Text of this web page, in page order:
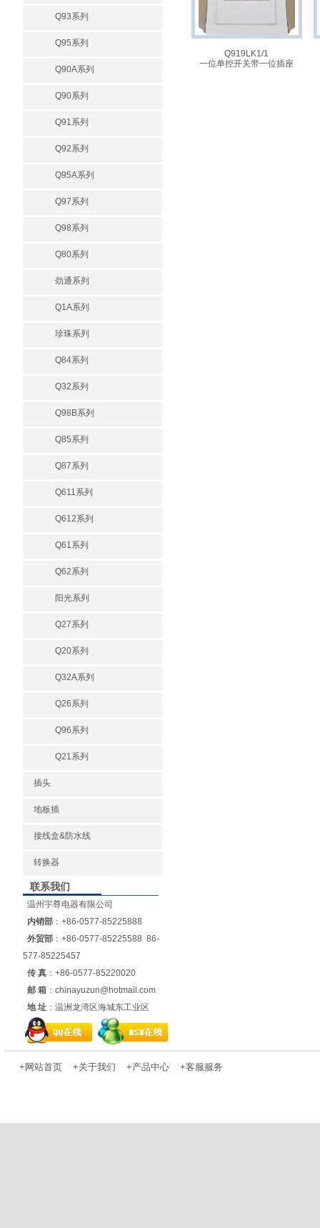
Q93系列
Q95系列
Q90A系列
Q90系列
Q91系列
Q92系列
Q95A系列
Q97系列
Q98系列
Q80系列
劲通系列
Q1A系列
珍珠系列
Q84系列
Q32系列
Q98B系列
Q85系列
Q87系列
Q611系列
Q612系列
Q61系列
Q62系列
阳光系列
Q27系列
Q20系列
Q32A系列
Q26系列
Q96系列
Q21系列
插头
地板插
接线盒&防水线
转换器
联系我们
温州宇尊电器有限公司
内销部 ：+86-0577-85225888
外贸部 ：+86-0577-85225588 86-
577-85225457
传 真 ：+86-0577-85220020
邮 箱 ：chinayuzun@hotmail.com
地 址 ：温洲龙湾区海城东工业区
Q919LK1/1
一位单控开关带一位插座
+ 网站首页 +关于我们 +产品中心 +客服服务